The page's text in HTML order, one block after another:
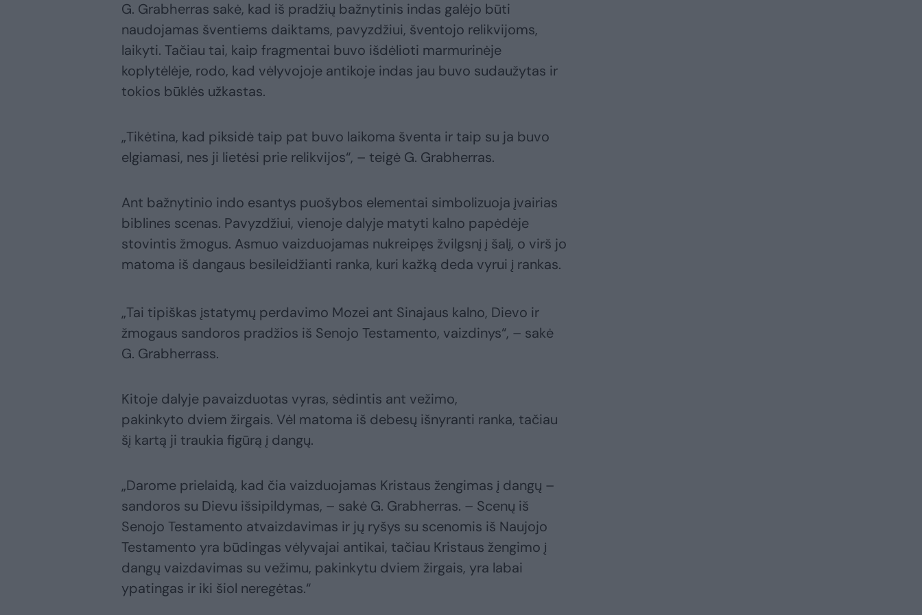
G. Grabherras sakė, kad iš pradžių bažnytinis indas galėjo būti
naudojamas šventiems daiktams, pavyzdžiui, šventojo relikvijoms,
laikyti. Tačiau tai, kaip fragmentai buvo išdėlioti marmurinėje
koplytėlėje, rodo, kad vėlyvojoje antikoje indas jau buvo sudaužytas ir
tokios būklės užkastas.
„Tikėtina, kad piksidė taip pat buvo laikoma šventa ir taip su ja buvo
elgiamasi, nes ji lietėsi prie relikvijos“, – teigė G. Grabherras.
Ant bažnytinio indo esantys puošybos elementai simbolizuoja įvairias
biblines scenas. Pavyzdžiui, vienoje dalyje matyti kalno papėdėje
stovintis žmogus. Asmuo vaizduojamas nukreipęs žvilgsnį į šalį, o virš jo
matoma iš dangaus besileidžianti ranka, kuri kažką deda vyrui į rankas.
„Tai tipiškas įstatymų perdavimo Mozei ant Sinajaus kalno, Dievo ir
žmogaus sandoros pradžios iš Senojo Testamento, vaizdinys“, – sakė
G. Grabherrass.
Kitoje dalyje pavaizduotas vyras, sėdintis ant vežimo,
pakinkyto dviem žirgais. Vėl matoma iš debesų išnyranti ranka, tačiau
šį kartą ji traukia figūrą į dangų.
„Darome prielaidą, kad čia vaizduojamas Kristaus žengimas į dangų –
sandoros su Dievu išsipildymas, – sakė G. Grabherras. – Scenų iš
Senojo Testamento atvaizdavimas ir jų ryšys su scenomis iš Naujojo
Testamento yra būdingas vėlyvajai antikai, tačiau Kristaus žengimo į
dangų vaizdavimas su vežimu, pakinkytu dviem žirgais, yra labai
ypatingas ir iki šiol neregėtas.“